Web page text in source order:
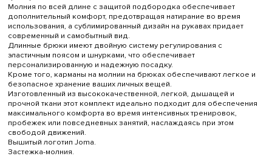
Молния по всей длине с защитой подбородка обеспечивает
дополнительный комфорт, предотвращая натирание во время
использования, а сублимированный дизайн на рукавах придает
современный и самобытный вид.
Длинные брюки имеют двойную систему регулирования с
эластичным поясом и шнурками, что обеспечивает
персонализированную и надежную посадку.
Кроме того, карманы на молнии на брюках обеспечивают легкое и
безопасное хранение ваших личных вещей.
Изготовленный из высококачественной, легкой, дышащей и
прочной ткани этот комплект идеально подходит для обеспечения
максимального комфорта во время интенсивных тренировок,
пробежек или повседневных занятий, наслаждаясь при этом
свободой движений.
Вышитый логотип Joma.
Застежка-молния.